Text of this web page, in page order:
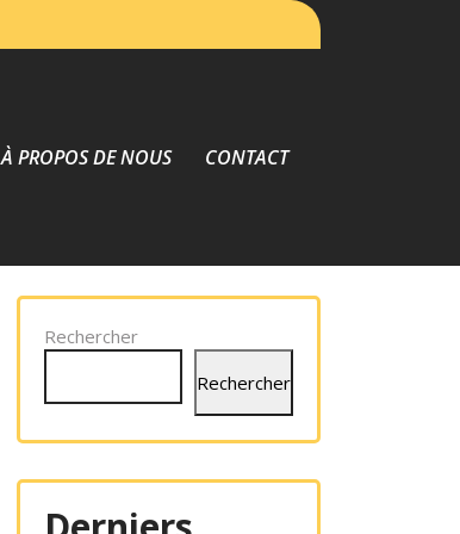
À PROPOS DE NOUS CONTACT
Rechercher
Rechercher